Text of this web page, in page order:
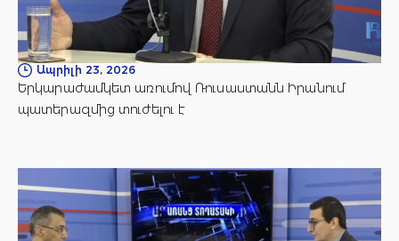
Ապրիլի 23, 2026
Երկարաժամկետ առումով Ռուսաստանն Իրանում
պատերազմից տուժելու է